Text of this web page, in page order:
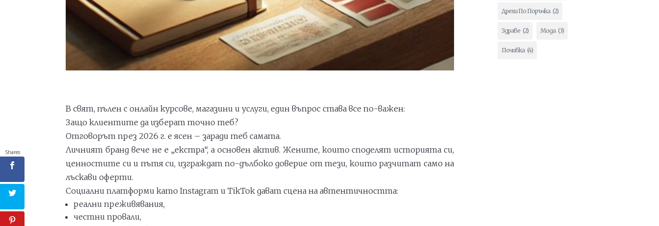
В свят, пълен с онлайн курсове, магазини и услуги, един въпрос става все по-важен:
Защо клиентите да изберат точно теб?
Отговорът през 2026 г. е ясен – заради теб самата.
Личният бранд вече не е „екстра“, а основен актив. Жените, които споделят историята си,
ценностите си и пътя си, изграждат по-дълбоко доверие от тези, които разчитат само на
лъскави оферти.
Социални платформи като Instagram и TikTok дават сцена на автентичността:
реални преживявания,
честни провали,
Дрехи По Поръчка (2)
Здраве (2) Мода (3)
Почивка (4)
Shares